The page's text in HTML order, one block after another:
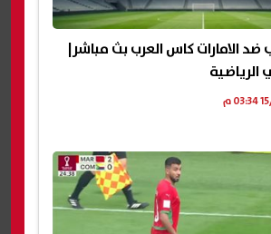
ضد الامارات كاس العرب بث مباشر|
الرياضية